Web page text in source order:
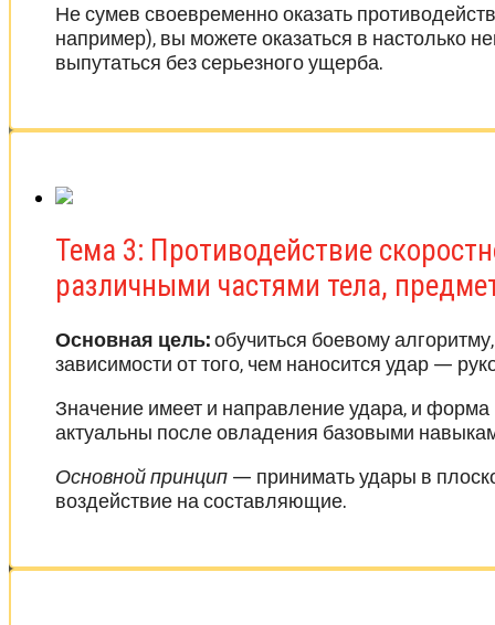
Не сумев своевременно оказать
например), вы можете оказаться в настолько
выпутаться без серьезного ущерба.
Тема 3: Противодействие
различными частями тела,
Основная цель:обучиться боевому
зависимости от того, чем наносится удар —
Значение имеет и направление удара, и
актуальны после овладения базовыми
Основной принцип — принимать удары в
воздействие на составляющие.